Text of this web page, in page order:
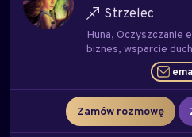
Strzelec
Huna Oczyszczanie
biznes wsparcie
Zamów rozmowę